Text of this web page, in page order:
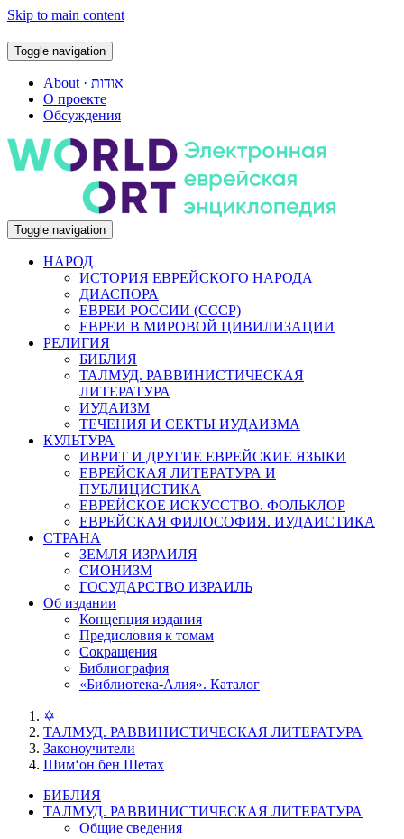
Skip to main content
Toggle navigation
About · אודות
О проекте
Обсуждения
Toggle navigation
НАРОД
ИСТОРИЯ ЕВРЕЙСКОГО НАРОДА
ДИАСПОРА
ЕВРЕИ РОССИИ (СССР)
ЕВРЕИ В МИРОВОЙ ЦИВИЛИЗАЦИИ
РЕЛИГИЯ
БИБЛИЯ
ТАЛМУД. РАВВИНИСТИЧЕСКАЯ
ЛИТЕРАТУРА
ИУДАИЗМ
ТЕЧЕНИЯ И СЕКТЫ ИУДАИЗМА
КУЛЬТУРА
ИВРИТ И ДРУГИЕ ЕВРЕЙСКИЕ ЯЗЫКИ
ЕВРЕЙСКАЯ ЛИТЕРАТУРА И
ПУБЛИЦИСТИКА
ЕВРЕЙСКОЕ ИСКУССТВО. ФОЛЬКЛОР
ЕВРЕЙСКАЯ ФИЛОСОФИЯ. ИУДАИСТИКА
СТРАНА
ЗЕМЛЯ ИЗРАИЛЯ
СИОНИЗМ
ГОСУДАРСТВО ИЗРАИЛЬ
Об издании
Концепция издания
Предисловия к томам
Сокращения
Библиография
«Библиотека-Алия». Каталог
✡
ТАЛМУД. РАВВИНИСТИЧЕСКАЯ ЛИТЕРАТУРА
Законоучители
Шим‘он бен Шетах
БИБЛИЯ
ТАЛМУД. РАВВИНИСТИЧЕСКАЯ ЛИТЕРАТУРА
Общие сведения